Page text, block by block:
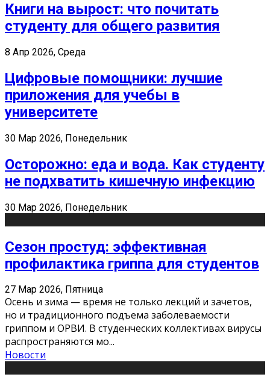
Книги на вырост: что почитать
студенту для общего развития
8 Апр 2026, Среда
Цифровые помощники: лучшие
приложения для учебы в
университете
30 Мар 2026, Понедельник
Осторожно: еда и вода. Как студенту
не подхватить кишечную инфекцию
30 Мар 2026, Понедельник
Сезон простуд: эффективная
профилактика гриппа для студентов
27 Мар 2026, Пятница
Осень и зима — время не только лекций и зачетов,
но и традиционного подъема заболеваемости
гриппом и ОРВИ. В студенческих коллективах вирусы
распространяются мо...
Новости